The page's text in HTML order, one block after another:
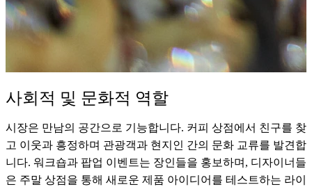
사회적 및 문화적 역할
시장은 만남의 공간으로 기능합니다. 커피 상점에서 친구를 찾
고 이웃과 흥정하며 관광객과 현지인 간의 문화 교류를 발견합
니다. 워크숍과 팝업 이벤트는 장인들을 홍보하며, 디자이너들
은 주말 상점을 통해 새로운 제품 아이디어를 테스트하는 라이